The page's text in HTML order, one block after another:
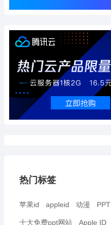
热门标签
苹果id appleid 动漫 PPT
十大免费ppt网站 Apple ID